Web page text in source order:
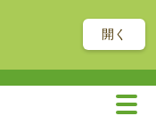
開く